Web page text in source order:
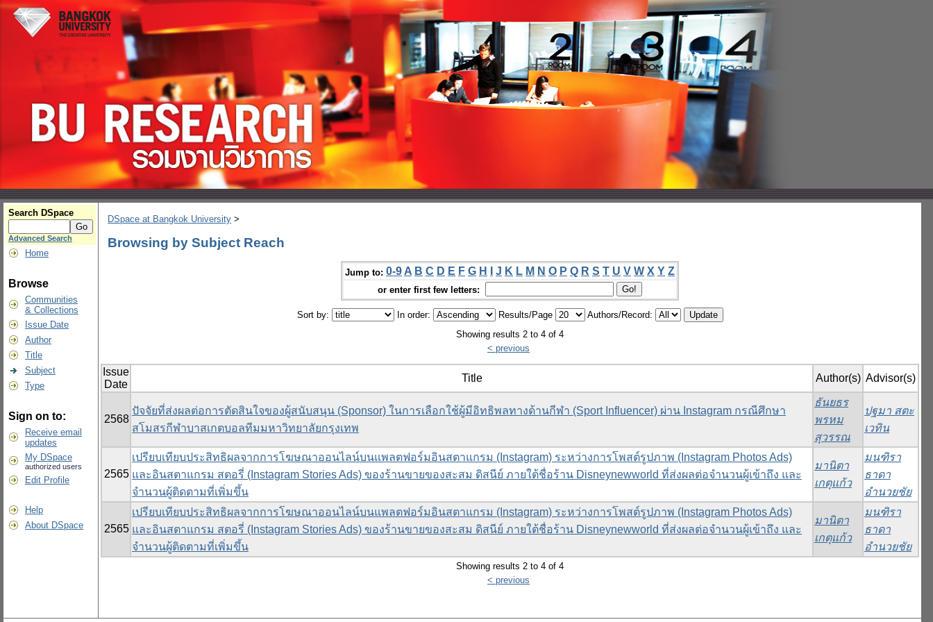
Search DSpace
Advanced Search
Home
Browse
Communities
& Collections
Issue Date
Author
Title
Subject
Type
Sign on to:
Receive email
updates
My DSpace
authorized users
Edit Profile
Help
About DSpace
DSpace at Bangkok University >
Browsing by Subject Reach
Jump to: 0-9 A B C D E F G H J K L M N O P Q R S T U V W X Y Z
or enter first few letters:
Sort by: In order: Results/Page
Authors/Record:
Showing results 2 to 4 of 4
< previous
Issue
Date
Title Author(s) Advisor(s)
2568
ปัจจัยที่ส่งผลต่อการตัดสินใจของผู้สนับสนุน (Sponsor) ในการเลือกใช้ผู้มีอิทธิพลทางด้านกีฬา (Sport Influencer) ผ่าน Instagram กรณีศึกษา
สโมสรกีฬาบาสเกตบอลทีมมหาวิทยาลัยกรุงเทพ
ธันยธร
พรหม
สุวรรณ
ปฐมา สตะ
เวทิน
2565
เปรียบเทียบประสิทธิผลจากการโฆษณาออนไลน์บนแพลตฟอร์มอินสตาแกรม (Instagram) ระหว่างการโพสต์รูปภาพ (Instagram Photos Ads)
และอินสตาแกรม สตอรี่ (Instagram Stories Ads) ของร้านขายของสะสม ดิสนีย์ ภายใต้ชื่อร้าน Disneynewworld ที่ส่งผลต่อจำนวนผู้เข้าถึง และ
จำนวนผู้ติดตามที่เพิ่มขึ้น
มานิตา
เกตุแก้ว
มนฑิรา
ธาดา
อำนวยชัย
2565
เปรียบเทียบประสิทธิผลจากการโฆษณาออนไลน์บนแพลตฟอร์มอินสตาแกรม (Instagram) ระหว่างการโพสต์รูปภาพ (Instagram Photos Ads)
และอินสตาแกรม สตอรี่ (Instagram Stories Ads) ของร้านขายของสะสม ดิสนีย์ ภายใต้ชื่อร้าน Disneynewworld ที่ส่งผลต่อจำนวนผู้เข้าถึง และ
จำนวนผู้ติดตามที่เพิ่มขึ้น
มานิตา
เกตุแก้ว
มนฑิรา
ธาดา
อำนวยชัย
Showing results 2 to 4 of 4
< previous